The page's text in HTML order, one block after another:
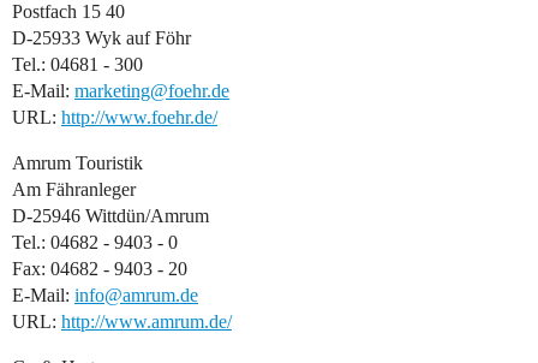
Postfach 15 40
D-25933 Wyk auf Föhr
Tel.: 04681 - 300
E-Mail: marketing@foehr.de
URL: http://www.foehr.de/
Amrum Touristik
Am Fähranleger
D-25946 Wittdün/Amrum
Tel.: 04682 - 9403 - 0
Fax: 04682 - 9403 - 20
E-Mail: info@amrum.de
URL: http://www.amrum.de/